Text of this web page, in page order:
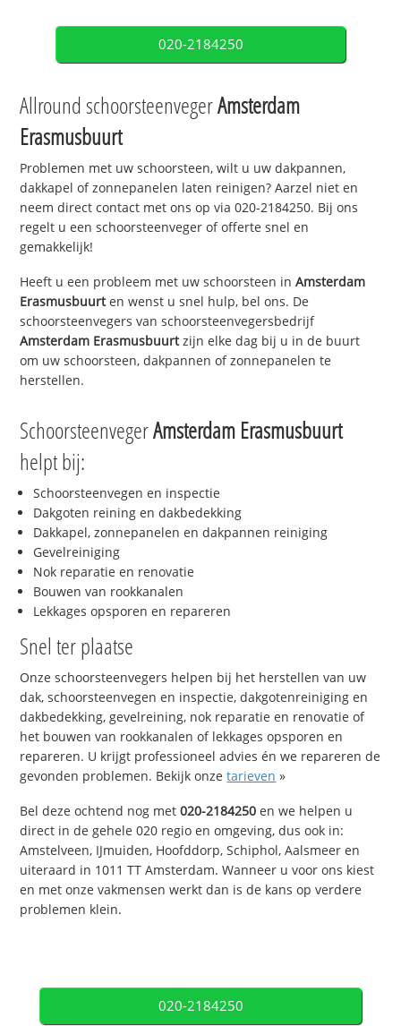
020-2184250
Allround schoorsteenvegerAmsterdam
Erasmusbuurt
Problemen met uw schoorsteen, wilt u uw dakpannen,
dakkapel of zonnepanelen laten reinigen? Aarzel niet en
neem direct contact met ons op via 020-2184250. Bij ons
regelt u een schoorsteenveger of offerte snel en
gemakkelijk!
Heeft u een probleem met uw schoorsteen inAmsterdam
Erasmusbuurten wenst u snel hulp, bel ons. De
schoorsteenvegers van schoorsteenvegersbedrijf
Amsterdam Erasmusbuurtzijn elke dag bij u in de buurt
om uw schoorsteen, dakpannen of zonnepanelen te
herstellen.
SchoorsteenvegerAmsterdam Erasmusbuurt
helpt bij:
Schoorsteenvegen en inspectie
Dakgoten reining en dakbedekking
Dakkapel, zonnepanelen en dakpannen reiniging
Gevelreiniging
Nok reparatie en renovatie
Bouwen van rookkanalen
Lekkages opsporen en repareren
Snel ter plaatse
Onze schoorsteenvegers helpen bij het herstellen van uw
dak, schoorsteenvegen en inspectie, dakgotenreiniging en
dakbedekking, gevelreining, nok reparatie en renovatie of
het bouwen van rookkanalen of lekkages opsporen en
repareren. U krijgt professioneel advies én we repareren de
gevonden problemen. Bekijk onzetarieven »
Bel deze ochtend nog met020-2184250 en we helpen u
direct in de gehele 020 regio en omgeving, dus ook in:
Amstelveen, IJmuiden, Hoofddorp, Schiphol, Aalsmeer en
uiteraard in 1011 TT Amsterdam. Wanneer u voor ons kiest
en met onze vakmensen werkt dan is de kans op verdere
problemen klein.
020-2184250